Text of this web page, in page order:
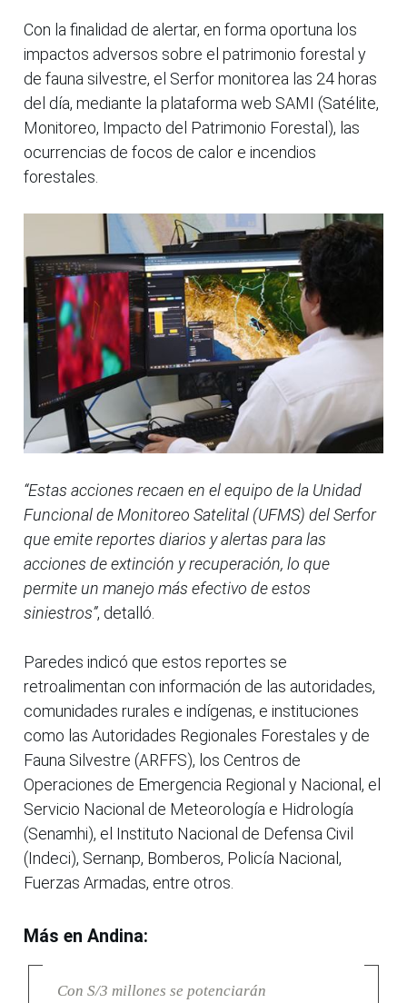
Con la finalidad de alertar, en forma oportuna los
impactos adversos sobre el patrimonio forestal y
de fauna silvestre, el Serfor monitorea las 24 horas
del día, mediante la plataforma web SAMI (Satélite,
Monitoreo, Impacto del Patrimonio Forestal), las
ocurrencias de focos de calor e incendios
forestales.
“Estas acciones recaen en el equipo de la Unidad
Funcional de Monitoreo Satelital (UFMS) del Serfor
que emite reportes diarios y alertas para las
acciones de extinción y recuperación, lo que
permite un manejo más efectivo de estos
siniestros”, detalló.
Paredes indicó que estos reportes se
retroalimentan con información de las autoridades,
comunidades rurales e indígenas, e instituciones
como las Autoridades Regionales Forestales y de
Fauna Silvestre (ARFFS), los Centros de
Operaciones de Emergencia Regional y Nacional, el
Servicio Nacional de Meteorología e Hidrología
(Senamhi), el Instituto Nacional de Defensa Civil
(Indeci), Sernanp, Bomberos, Policía Nacional,
Fuerzas Armadas, entre otros.
Más en Andina:
Con S/3 millones se potenciarán